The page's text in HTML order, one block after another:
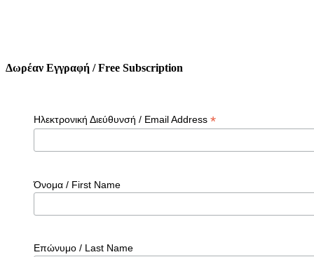
Δωρέαν Εγγραφή / Free Subscription
Ηλεκτρονική Διεύθυνσή / Email Address *
Όνομα / First Name
Επώνυμο / Last Name